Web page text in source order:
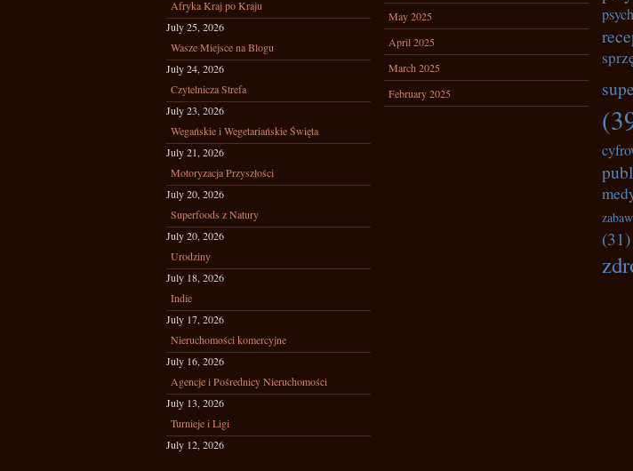
Afryka Kraj po Kraju
July 25, 2026
Wasze Miejsce na Blogu
July 24, 2026
Czytelnicza Strefa
July 23, 2026
Wegańskie i Wegetariańskie Święta
July 21, 2026
Motoryzacja Przyszłości
July 20, 2026
Superfoods z Natury
July 20, 2026
Urodziny
July 18, 2026
Indie
July 17, 2026
Nieruchomości komercyjne
July 16, 2026
Agencje i Pośrednicy Nieruchomości
July 13, 2026
Turnieje i Ligi
July 12, 2026
May 2025
April 2025
March 2025
February 2025
(31)